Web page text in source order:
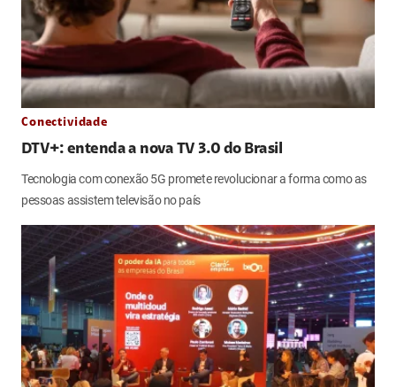
Conectividade
DTV+: entenda a nova TV 3.0 do Brasil
Tecnologia com conexão 5G promete revolucionar a forma como as
pessoas assistem televisão no país